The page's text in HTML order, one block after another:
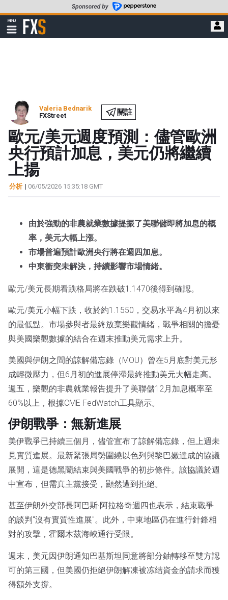
至
要
MENU
顯
示
FXStreet
Valeria Bednarik
FXStreet
關註
歐元/美元週度預測：儘管歐洲
央行預計加息，美元仍將繼續
上揚
分析 | 06/05/2026 15:35:18 GMT
由於強勁的非農就業數據提振了美聯儲即將加息的概
率，美元大幅上漲。
市場普遍預計歐洲央行將在週四加息。
中東衝突未解決，持續影響市場情緒。
歐元/美元長期看跌格局將在跌破1.1470後得到確認。
歐元/美元小幅下跌，收於約1.1550，交易水平為4月初以來
的最低點。市場參與者最終放棄樂觀情緒，戰爭相關的擔憂
與美國樂觀數據的結合在週末推動美元需求上升。
美國與伊朗之間的諒解備忘錄（MOU）曾在5月底對美元形
成輕微壓力，但6月初的進展停滯最終推動美元大幅走高。
週五，樂觀的非農就業報告提升了美聯儲12月加息概率至
60%以上，根據CME FedWatch工具顯示。
伊朗戰爭：無新進展
美伊戰爭已持續三個月，儘管宣布了諒解備忘錄，但上週未
見實質進展。最新緊張局勢圍繞以色列與黎巴嫩達成的協議
展開，這是德黑蘭結束與美國戰爭的初步條件。該協議於週
中宣布，但需真主黨接受，顯然遭到拒絕。
甚至伊朗外交部長阿巴斯·阿拉格奇週四也表示，結束戰爭
的談判"沒有實質性進展"。此外，中東地區仍在進行針鋒相
對的攻擊，霍爾木茲海峽通行受限。
週末，美元因伊朗通知巴基斯坦同意將部分鈾轉移至雙方認
可的第三國，但美國仍拒絕伊朗解凍被冻结資金的請求而獲
得額外支撐。